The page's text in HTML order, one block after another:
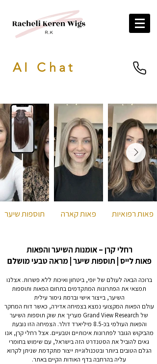
AI Chat
תוספות שיער פאות קארה פאות רפואיות
רחלי קרן – אומנות השיער והפאות
פאות לייס | תוספות שיער | מראה טבעי מושלם
ברוכה הבאה לעולם של יופי, ביטחון ואיכות ללא פשרות. אצלנו
תמצאי את הפתרונות המתקדמים בתחום הפאות ותוספות
השיער, בייצור אישי וברמת גימור עילית
עולם הפאות המקצועי נמצא בצמיחה אדירה, כאשר דוח המחקר
של Grand View Research מעריך את שוק תוספות השיער
והפאות העולמי בכ-8.5 מיליארד דולר. הצמיחה הזו נובעת
מהביקוש הגובר לפתרונות איכותיים וטבעיים. אצל רחלי קרן, אנו
גאים להוביל את הסטנדרט הזה בישראל, עם שימוש בחומרי
הגלם הטובים ביותר ובטכנולוגיית ייצור מתקדמת שניתן לקרוא
עליה בהרחבה בדף האודות הקיים באתר.